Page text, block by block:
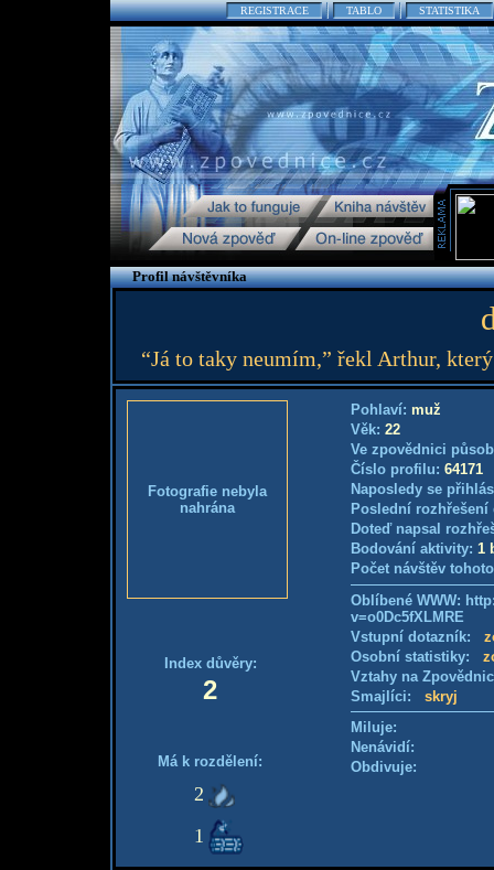
REGISTRACE TABLO STATISTIKA
Profil návštěvníka
“Já to taky neumím,” řekl Arthur,
Fotografie nebyla
nahrána
Index důvěry:
2
Má k rozdělení:
2
1
Pohlaví: muž
Věk: 22
Ve zpovědnici
Číslo profilu: 64171
Naposledy se
Poslední
Doteď napsal
Bodování aktivity: 1
Počet návštěv
Oblíbené WWW:
v=o0Dc5fXLMRE
Vstupní dotazník:
Osobní statistiky:
Vztahy na
Smajlíci: skryj
Miluje:
Nenávidí:
Obdivuje: